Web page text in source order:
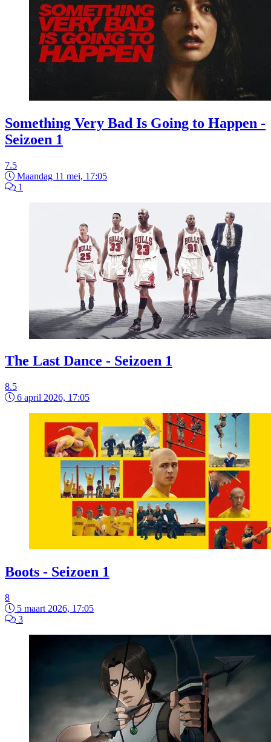
Something Very Bad Is Going to Happen -
Seizoen 1
7.5
Maandag 11 mei, 17:05
1
The Last Dance - Seizoen 1
8.5
6 april 2026, 17:05
Boots - Seizoen 1
8
5 maart 2026, 17:05
3